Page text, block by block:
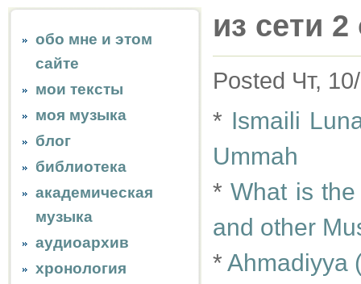
обо мне и этом
сайте
мои тексты
моя музыка
блог
библиотека
академическая
музыка
аудиоархив
хронология
из сети 2
Posted Чт,
* Ismaili
Ummah
*What is
and other
* Ahmadiyya